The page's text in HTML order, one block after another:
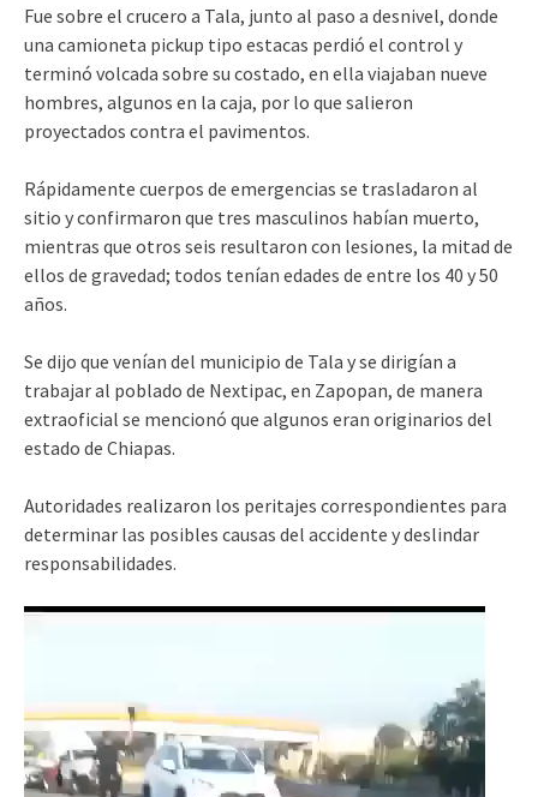
Fue sobre el crucero a Tala, junto al paso a desnivel, donde
una camioneta pickup tipo estacas perdió el control y
terminó volcada sobre su costado, en ella viajaban nueve
hombres, algunos en la caja, por lo que salieron
proyectados contra el pavimentos.
Rápidamente cuerpos de emergencias se trasladaron al
sitio y confirmaron que tres masculinos habían muerto,
mientras que otros seis resultaron con lesiones, la mitad de
ellos de gravedad; todos tenían edades de entre los 40 y 50
años.
Se dijo que venían del municipio de Tala y se dirigían a
trabajar al poblado de Nextipac, en Zapopan, de manera
extraoficial se mencionó que algunos eran originarios del
estado de Chiapas.
Autoridades realizaron los peritajes correspondientes para
determinar las posibles causas del accidente y deslindar
responsabilidades.
Reproductor